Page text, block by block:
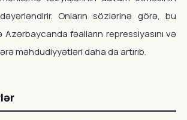
Onların sözlərinə görə, bu
fəalların repressiyasını və
məhdudiyyətləri daha da artırıb.